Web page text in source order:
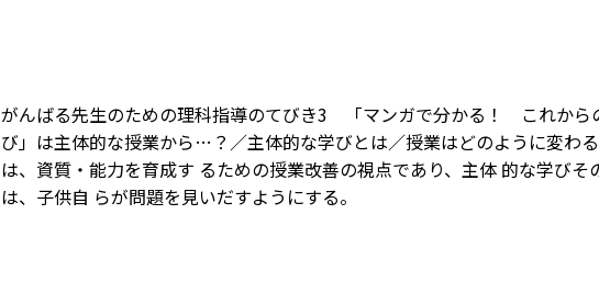
がんばる先生のための理科指導のてびき3 「マンガで分かる！ これから
び」は主体的な授業から…？／主体的な学びとは／授業はどのように変
は、資質・能力を育成す るための授業改善の視点であり、主体 的な学び
は、子供自 らが問題を見いだすようにする。